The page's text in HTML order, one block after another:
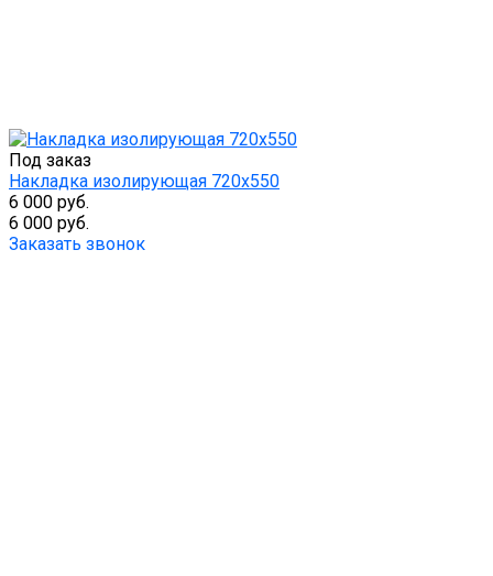
Под заказ
Накладка изолирующая 720х550
6 000 руб.
6 000 руб.
Заказать звонок